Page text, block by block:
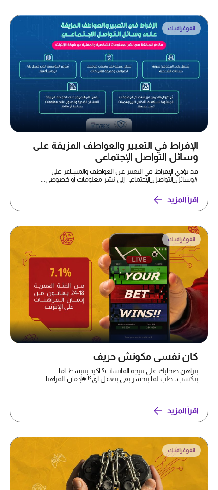
انفوغرافيك
الإفراط في التعبير والعواطف المزيفة على
وسائل التواصل الإجتماعي
قد يؤدي الإفراط في التعبير عن العواطف والمشاعر على
#وسائل_التواصل_الإجتماعي إلى نشر معلومات أو خصوصي...
اقرأ المزيد
انفوغرافيك
كان نفسي مكونش حريف
بتراهن صحابك علي نتيجة الماتشات؟ اكيد بتتبسط اما
بتكسب، طب لما بتخسر بقي بتعمل اي؟! #إدمان_المراهنا...
اقرأ المزيد
انفوغرافيك